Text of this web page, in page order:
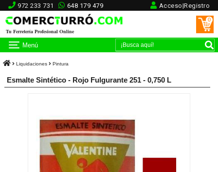
972 233 731 648 179 479 Acceso|Registro
Tu Ferretería Profesional Online
0
Menú
Liquidaciones Pintura
Esmalte Sintético - Rojo Fulgurante 251 - 0,750 L